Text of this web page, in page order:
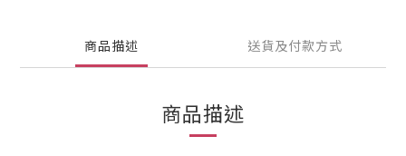
商品描述 送貨及付款方式
商品描述